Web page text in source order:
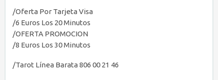
/Oferta Por Tarjeta Visa
/6 Euros Los 20 Minutos
/OFERTA PROMOCION
/8 Euros Los 30 Minutos
/Tarot Línea Barata 806 00 21 46